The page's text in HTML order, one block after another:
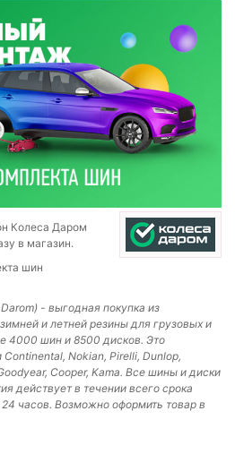
Колеса Даром
в магазин.
шин
- выгодная покупка из
и летней резины для грузовых и
4000 шин и 8500 дисков. Это
Nokian, Pirelli, Dunlop,
Cooper, Kama. Все шины и диски
действует в течении всего срока
часов. Возможно оформить товар в